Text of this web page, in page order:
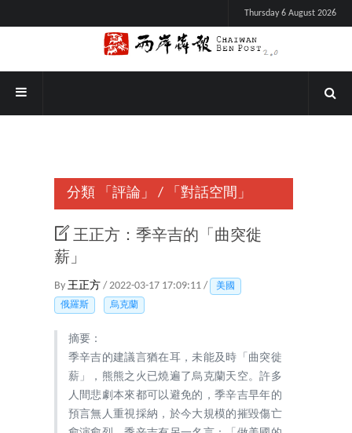
Thursday 6 August 2026
分類 「評論」 / 「對話空間」
王正方：季辛吉的「曲突徙
薪」
By 王正方 / 2022-03-17 17:09:11 /
美國
俄羅斯
烏克蘭
摘要：
季辛吉的建議言猶在耳，未能及時「曲突徙
薪」，熊熊之火已燒遍了烏克蘭天空。許多
人間悲劇本來都可以避免的，季辛吉早年的
預言無人重視採納，於今大規模的摧毀傷亡